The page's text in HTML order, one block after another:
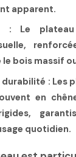
apparent.
: Le
bois massif
durabilité : Les
en
quotidien.